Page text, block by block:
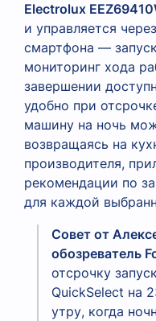
Electrolux
и управляется
смартфона —
мониторинг хода
завершении
удобно при
машину на ночь
возвращаясь на
производителя,
рекомендации по
для каждой
Совет от
обозреватель
отсрочку
QuickSelect на
утру, когда